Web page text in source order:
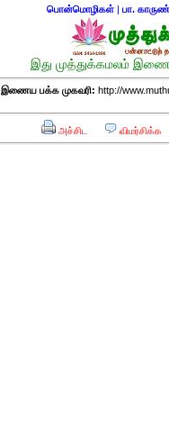
பொன்மொழிகள்| பா.
இது முத்துக்கமலம்
இணைய பக்க முகவரி: http://
அச்சிட விமர்சிக்க